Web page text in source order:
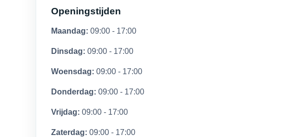
Openingstijden
Maandag: 09:00 - 17:00
Dinsdag: 09:00 - 17:00
Woensdag: 09:00 - 17:00
Donderdag: 09:00 - 17:00
Vrijdag: 09:00 - 17:00
Zaterdag: 09:00 - 17:00